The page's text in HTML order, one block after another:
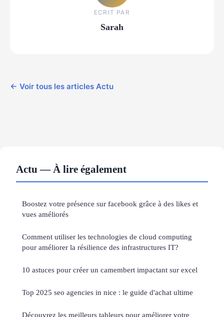
ECRIT PAR
Sarah
← Voir tous les articles Actu
Actu — À lire également
Boostez votre présence sur facebook grâce à des likes et
vues améliorés
Comment utiliser les technologies de cloud computing
pour améliorer la résilience des infrastructures IT?
10 astuces pour créer un camembert impactant sur excel
Top 2025 seo agencies in nice : le guide d'achat ultime
Découvrez les meilleurs tableurs pour améliorer votre